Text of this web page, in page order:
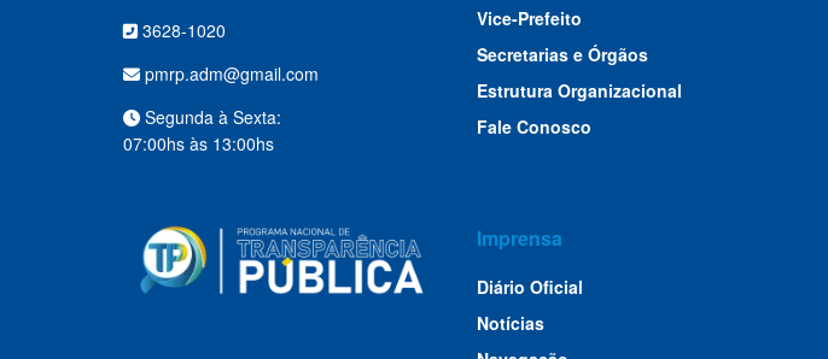
3628-1020
pmrp.adm@gmail.com
Segunda à Sexta:
07:00hs às 13:00hs
Vice-Prefeito
Secretarias e Órgãos
Estrutura Organizacional
Fale Conosco
Imprensa
Diário Oficial
Notícias